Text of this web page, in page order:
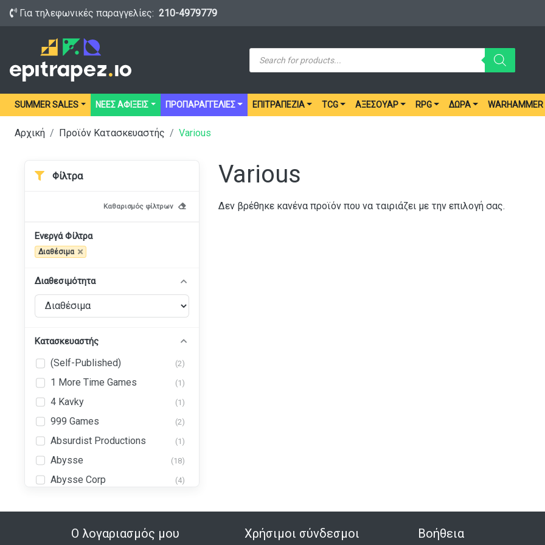
Για τηλεφωνικές παραγγελίες: 210-4979779
Products
search
SUMMER SALES ΝΕΕΣ ΑΦΙΞΕΙΣ ΠΡΟΠΑΡΑΓΓΕΛΙΕΣ ΕΠΙΤΡΑΠΈΖΙΑ TCG ΑΞΕΣΟΥΆΡ RPG ΔΏΡΑ WARHAMMER
Αρχική Προϊόν Κατασκευαστής Various
Various
Δεν βρέθηκε κανένα προϊόν που να ταιριάζει με την επιλογή σας.
Φίλτρα
Καθαρισμός φίλτρων
Ενεργά Φίλτρα
Διαθέσιμα
Διαθεσιμότητα
Κατασκευαστής
(Self-Published) (2)
1 More Time Games (1)
4 Kavky (1)
999 Games (2)
Absurdist Productions (1)
Abysse (18)
Abysse Corp (4)
Games)Ο λογαριασμός μου Χρήσιμοι σύνδεσμοι Βοήθεια